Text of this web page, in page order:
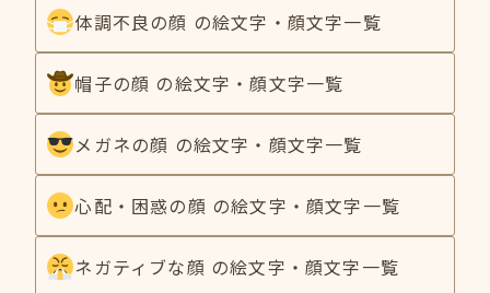
体調不良の顔 の絵文字・顔文字一覧
帽子の顔 の絵文字・顔文字一覧
メガネの顔 の絵文字・顔文字一覧
心配・困惑の顔 の絵文字・顔文字一覧
ネガティブな顔 の絵文字・顔文字一覧